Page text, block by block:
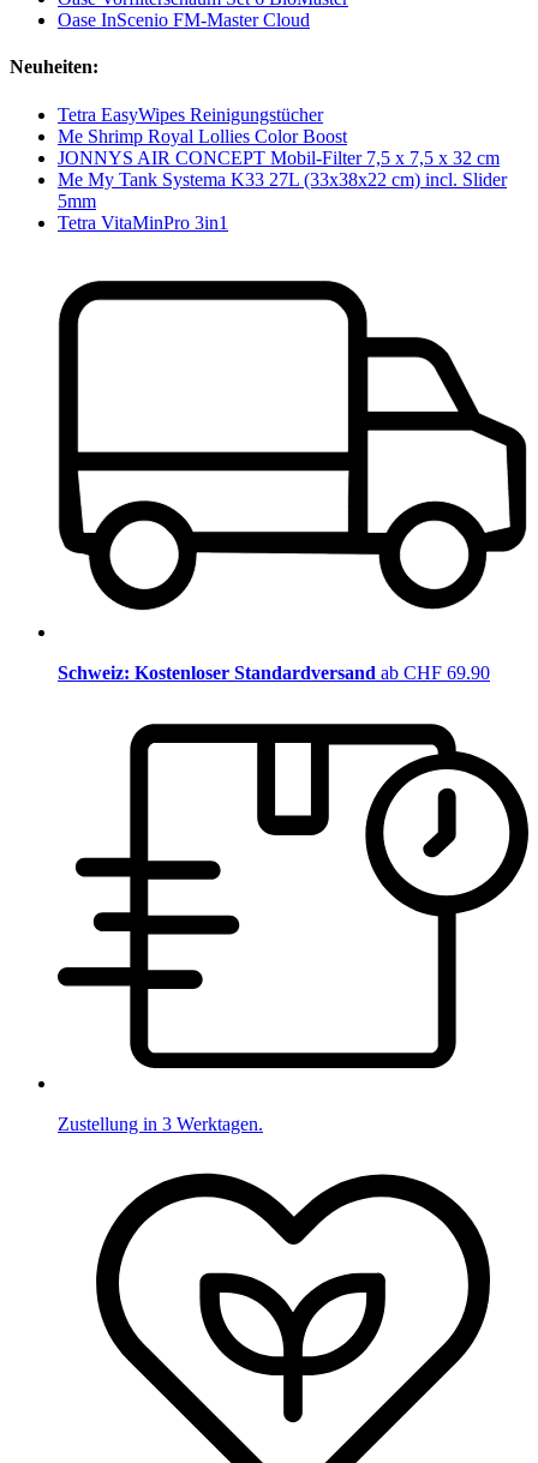
Oase InScenio FM-Master Cloud
Neuheiten:
Tetra EasyWipes Reinigungstücher
Me Shrimp Royal Lollies Color Boost
JONNYS AIR CONCEPT Mobil-Filter 7,5 x 7,5 x 32 cm
Me My Tank Systema K33 27L (33x38x22 cm) incl. Slider
5mm
Tetra VitaMinPro 3in1
Schweiz: Kostenloser Standardversand ab CHF 69.90
Zustellung in 3 Werktagen.